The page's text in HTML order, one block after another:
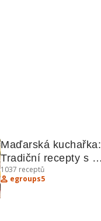
Maďarská kuchařka:
Tradiční recepty s
pstruhem, biftekem a
dalšími lahůdkami
1037 receptů
egroups5